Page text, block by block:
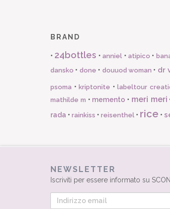
BRAND
• 24bottles •anniel •atipico •
dansko • done • douuod woman • dr
psoma •kriptonite •labeltour
mathilde m • memento • meri meri
rada • rainkiss • reisenthel • rice •
NEWSLETTER
Iscriviti per essere informato su